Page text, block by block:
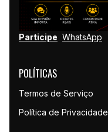
Participe WhatsApp
POLÍTICAS
Termos de Serviço
Política de Privacidade